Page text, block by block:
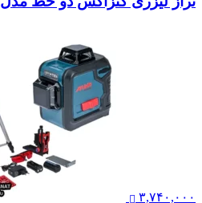
۳,۷۴۰,۰۰۰